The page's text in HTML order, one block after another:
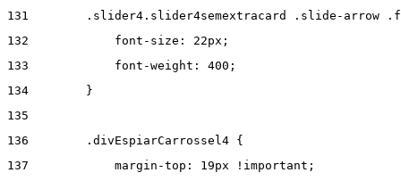
131
.slider4.slider4semextracard .slide-arrow
132
            font-size: 22px;
133
            font-weight: 400;
134
        }
135
136
        .divEspiarCarrossel4 {
137
            margin-top: 19px !important;